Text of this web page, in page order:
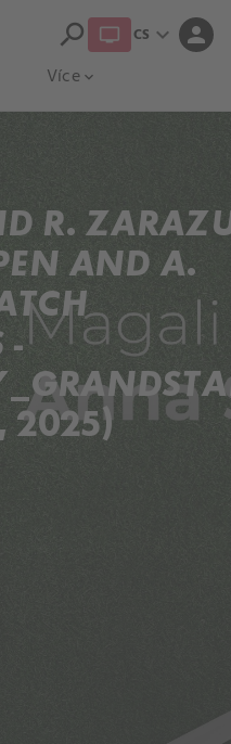
Více expand_more
search CS expand_more person
R.
AND A.
-
2025)